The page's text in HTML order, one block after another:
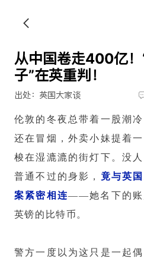
从中国卷走400亿
子”在英重判！
出处：英国大家谈
伦敦的冬夜总带着一股潮
还在冒烟，外卖小妹提着
梭在湿漉漉的街灯下。没
普通不过的身影， 竟与英
案紧密相连——她名下的账
英镑的比特币。
警方一度以为这只是一起